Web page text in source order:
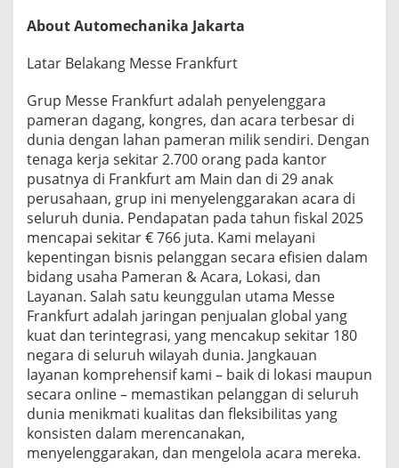
About Automechanika Jakarta
Latar Belakang Messe Frankfurt
Grup Messe Frankfurt adalah penyelenggara
pameran dagang, kongres, dan acara terbesar di
dunia dengan lahan pameran milik sendiri. Dengan
tenaga kerja sekitar 2.700 orang pada kantor
pusatnya di Frankfurt am Main dan di 29 anak
perusahaan, grup ini menyelenggarakan acara di
seluruh dunia. Pendapatan pada tahun fiskal 2025
mencapai sekitar € 766 juta. Kami melayani
kepentingan bisnis pelanggan secara efisien dalam
bidang usaha Pameran & Acara, Lokasi, dan
Layanan. Salah satu keunggulan utama Messe
Frankfurt adalah jaringan penjualan global yang
kuat dan terintegrasi, yang mencakup sekitar 180
negara di seluruh wilayah dunia. Jangkauan
layanan komprehensif kami – baik di lokasi maupun
secara online – memastikan pelanggan di seluruh
dunia menikmati kualitas dan fleksibilitas yang
konsisten dalam merencanakan,
menyelenggarakan, dan mengelola acara mereka.